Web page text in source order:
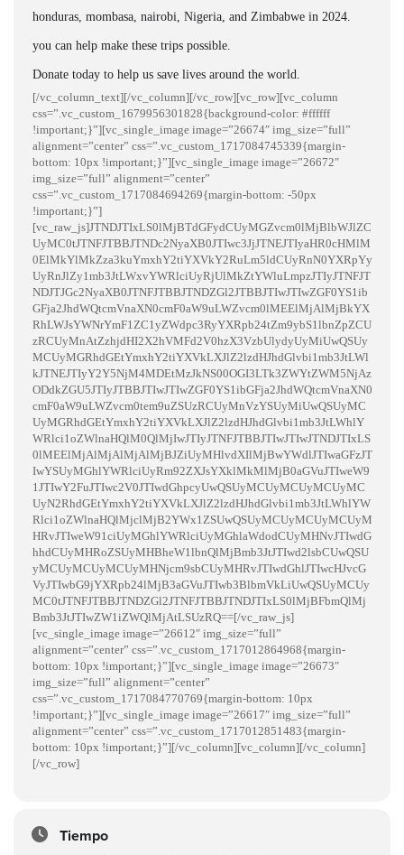
honduras, mombasa, nairobi, Nigeria, and Zimbabwe in 2024.
you can help make these trips possible.
Donate today to help us save lives around the world.
[/vc_column_text][/vc_column][/vc_row][vc_row][vc_column
css=”.vc_custom_1679956301828{background-color: #ffffff
!important;}”][vc_single_image image=”26674″ img_size=”full”
alignment=”center” css=”.vc_custom_1717084745339{margin-
bottom: 10px !important;}”][vc_single_image image=”26672″
img_size=”full” alignment=”center”
css=”.vc_custom_1717084694269{margin-bottom: -50px
!important;}”]
[vc_raw_js]JTNDJTIxLS0lMjBTdGFydCUyMGZvcm0lMjBlbWJlZC
UyMC0tJTNFJTBBJTNDc2NyaXB0JTIwc3JjJTNEJTIyaHR0cHMlM
0ElMkYlMkZza3kuYmxhY2tiYXVkY2RuLm5ldCUyRnN0YXRpYy
UyRnJlZy1mb3JtLWxvYWRlciUyRjUlMkZtYWluLmpzJTIyJTNFJT
NDJTJGc2NyaXB0JTNFJTBBJTNDZGl2JTBBJTIwJTIwZGF0YS1ib
GFja2JhdWQtcmVnaXN0cmF0aW9uLWZvcm0lMEElMjAlMjBkYX
RhLWJsYWNrYmF1ZC1yZWdpc3RyYXRpb24tZm9ybS1lbnZpZCU
zRCUyMnAtZzhjdHI2X2hVMFd2V0hzX3VzbUlydyUyMiUwQSUy
MCUyMGRhdGEtYmxhY2tiYXVkLXJlZ2lzdHJhdGlvbi1mb3JtLWl
kJTNEJTIyY2Y5NjM4MDEtMzJkNS00OGI3LTk3ZWYtZWM5NjAz
ODdkZGU5JTIyJTBBJTIwJTIwZGF0YS1ibGFja2JhdWQtcmVnaXN0
cmF0aW9uLWZvcm0tem9uZSUzRCUyMnVzYSUyMiUwQSUyMC
UyMGRhdGEtYmxhY2tiYXVkLXJlZ2lzdHJhdGlvbi1mb3JtLWhlY
WRlci1oZWlnaHQlM0QlMjIwJTIyJTNFJTBBJTIwJTIwJTNDJTIxLS
0lMEElMjAlMjAlMjAlMjBJZiUyMHlvdXIlMjBwYWdlJTIwaGFzJT
IwYSUyMGhlYWRlciUyRm92ZXJsYXklMkMlMjB0aGVuJTIweW9
1JTIwY2FuJTIwc2V0JTIwdGhpcyUwQSUyMCUyMCUyMCUyMC
UyN2RhdGEtYmxhY2tiYXVkLXJlZ2lzdHJhdGlvbi1mb3JtLWhlYW
Rlci1oZWlnaHQlMjclMjB2YWx1ZSUwQSUyMCUyMCUyMCUyM
HRvJTIweW91ciUyMGhlYWRlciUyMGhlaWdodCUyMHNvJTIwdG
hhdCUyMHRoZSUyMHBheW1lbnQlMjBmb3JtJTIwd2lsbCUwQSU
yMCUyMCUyMCUyMHNjcm9sbCUyMHRvJTIwdGhlJTIwcHJvcG
VyJTIwbG9jYXRpb24lMjB3aGVuJTIwb3BlbmVkLiUwQSUyMCUy
MC0tJTNFJTBBJTNDZGl2JTNFJTBBJTNDJTIxLS0lMjBFbmQlMj
Bmb3JtJTIwZW1iZWQlMjAtLSUzRQ==[/vc_raw_js]
[vc_single_image image=”26612″ img_size=”full”
alignment=”center” css=”.vc_custom_1717012864968{margin-
bottom: 10px !important;}”][vc_single_image image=”26673″
img_size=”full” alignment=”center”
css=”.vc_custom_1717084770769{margin-bottom: 10px
!important;}”][vc_single_image image=”26617″ img_size=”full”
alignment=”center” css=”.vc_custom_1717012851483{margin-
bottom: 10px !important;}”][/vc_column][vc_column][/vc_column]
[/vc_row]
Tiempo